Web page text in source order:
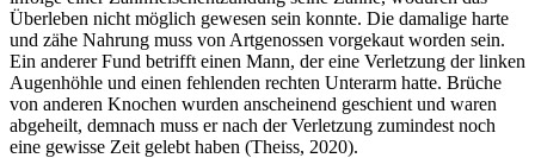
Überleben nicht möglich gewesen sein konnte. Die damalige harte
und zähe Nahrung muss von Artgenossen vorgekaut worden sein.
Ein anderer Fund betrifft einen Mann, der eine Verletzung der linken
Augenhöhle und einen fehlenden rechten Unterarm hatte. Brüche
von anderen Knochen wurden anscheinend geschient und waren
abgeheilt, demnach muss er nach der Verletzung zumindest noch
eine gewisse Zeit gelebt haben (Theiss, 2020).